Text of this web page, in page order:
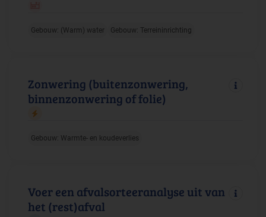
Gebouw: (Warm) water Gebouw: Terreininrichting
Zonwering (buitenzonwering,
binnenzonwering of folie)
Gebouw: Warmte- en koudeverlies
Voer een afvalsorteeranalyse uit van
het (rest)afval